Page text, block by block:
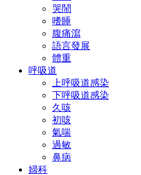
哭鬧
嗜睡
腹痛瀉
語言發展
體重
呼吸道
上呼吸道感染
下呼吸道感染
久咳
初咳
氣喘
過敏
鼻病
婦科